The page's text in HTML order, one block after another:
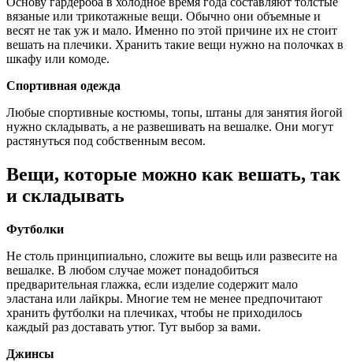
вязаные или трикотажные вещи. Обычно они объемные и
весят не так уж и мало. Именно по этой причине их не стоит
вешать на плечики. Хранить такие вещи нужно на полочках в
шкафу или комоде.
Спортивная одежда
Любые спортивные костюмы, топы, штаны для занятия йогой
нужно складывать, а не развешивать на вешалке. Они могут
растянуться под собственным весом.
Вещи, которые можно как вешать, так
и складывать
Футболки
Не столь принципиально, сложите вы вещь или развесите на
вешалке. В любом случае может понадобиться
предварительная глажка, если изделие содержит мало
эластана или лайкры. Многие тем не менее предпочитают
хранить футболки на плечиках, чтобы не приходилось
каждый раз доставать утюг. Тут выбор за вами.
Джинсы